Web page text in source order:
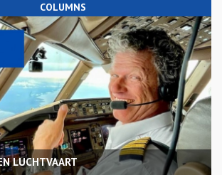
COLUMNS
LUCHTVAART